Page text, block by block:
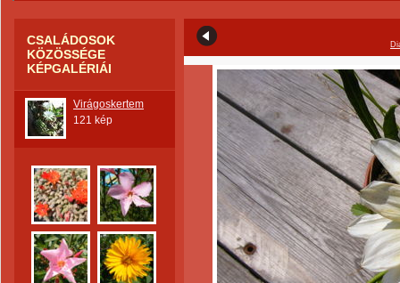
CSALÁDOSOK
KÖZÖSSÉGE
KÉPGALÉRIÁI
Virágoskertem
121 kép